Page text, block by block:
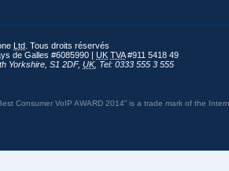
Ltd . Tous droits réservés
de Galles #6085990 | UK TVA#911 5418 49
Yorkshire S1 2DF, UK, Tel: 0333 555 3 555
Consumer VoIP AWARD 2014” is a trade mark of the